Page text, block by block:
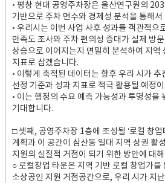
◦ 평창 현대 공영주차장은 울산연구원의
기반으로 주차 면수와 경제성 분석을 통해
◦ 우리시는 이번 사업 사후 성과를 객관적으
만족도 조사와 주차 편의성 증대가 실제 방
상승으로 이어지는지 면밀히 분석하여 지역
지표로 삼겠습니다.
◦ 이렇게 축적된 데이터는 향후 우리 시가 추
선정 기준과 성과 지표로 적극 활용될 예정
◦ 이는 행정의 수요 예측 가능성과 투명성을
기대합니다.
□ 셋째, 공영주차장 1층에 조성될 ‘로컬 창업
계획과 이 공간이 삼산동 일대 지역 상권 활
지원의 실질적 거점이 되기 위한 방안에 대
○ 로컬창업 타운은 지역 기반 로컬 창업가를
소상공인 지원 거점공간으로, 우리 시가 지